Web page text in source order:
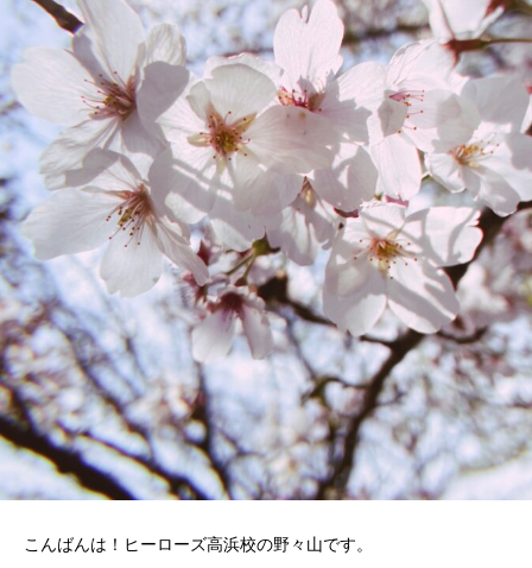
こんばんは！ヒーローズ高浜校の野々山です。